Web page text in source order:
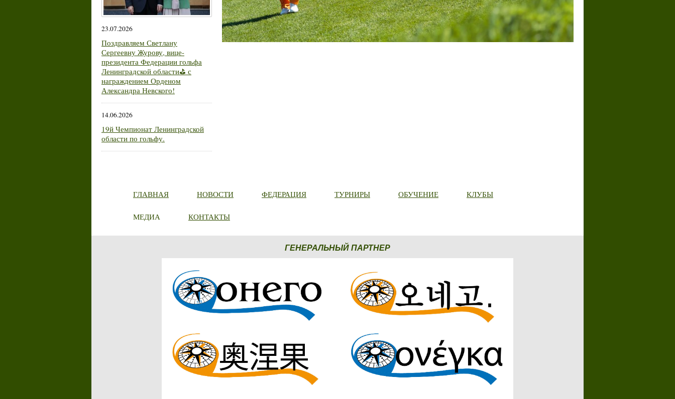
23.07.2026
Поздравляем Светлану
Сергеевну Журову, вице-
президента Федерации гольфа
Ленинградской области⛳ с
награждением Орденом
Александра Невского!
14.06.2026
19й Чемпионат Ленинградской
области по гольфу.
ГЛАВНАЯ НОВОСТИ ФЕДЕРАЦИЯ ТУРНИРЫ ОБУЧЕНИЕ КЛУБЫ
МЕДИА КОНТАКТЫ
ГЕНЕРАЛЬНЫЙ ПАРТНЕР